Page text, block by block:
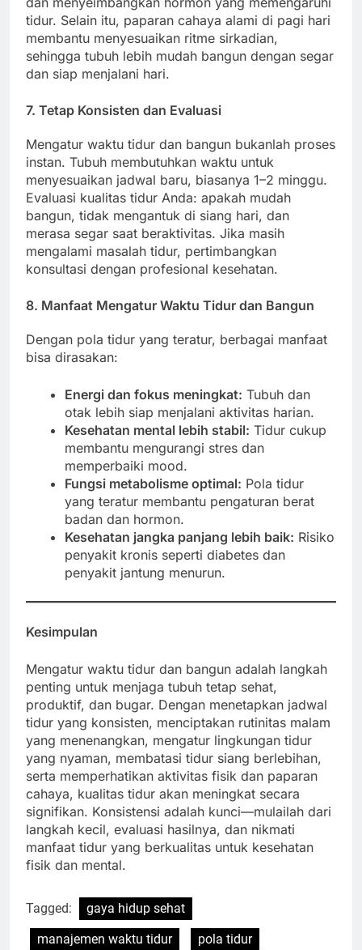
tidur. Selain itu, paparan cahaya alami di pagi hari
membantu menyesuaikan ritme sirkadian,
sehingga tubuh lebih mudah bangun dengan segar
dan siap menjalani hari.
7. Tetap Konsisten dan Evaluasi
Mengatur waktu tidur dan bangun bukanlah proses
instan. Tubuh membutuhkan waktu untuk
menyesuaikan jadwal baru, biasanya 1–2 minggu.
Evaluasi kualitas tidur Anda: apakah mudah
bangun, tidak mengantuk di siang hari, dan
merasa segar saat beraktivitas. Jika masih
mengalami masalah tidur, pertimbangkan
konsultasi dengan profesional kesehatan.
8. Manfaat Mengatur Waktu Tidur dan Bangun
Dengan pola tidur yang teratur, berbagai manfaat
bisa dirasakan:
Energi dan fokus meningkat: Tubuh dan
otak lebih siap menjalani aktivitas harian.
Kesehatan mental lebih stabil: Tidur cukup
membantu mengurangi stres dan
memperbaiki mood.
Fungsi metabolisme optimal: Pola tidur
yang teratur membantu pengaturan berat
badan dan hormon.
Kesehatan jangka panjang lebih baik: Risiko
penyakit kronis seperti diabetes dan
penyakit jantung menurun.
Kesimpulan
Mengatur waktu tidur dan bangun adalah langkah
penting untuk menjaga tubuh tetap sehat,
produktif, dan bugar. Dengan menetapkan jadwal
tidur yang konsisten, menciptakan rutinitas malam
yang menenangkan, mengatur lingkungan tidur
yang nyaman, membatasi tidur siang berlebihan,
serta memperhatikan aktivitas fisik dan paparan
cahaya, kualitas tidur akan meningkat secara
signifikan. Konsistensi adalah kunci—mulailah dari
langkah kecil, evaluasi hasilnya, dan nikmati
manfaat tidur yang berkualitas untuk kesehatan
fisik dan mental.
Tagged:
gaya hidup sehat
manajemen waktu tidur
pola tidur